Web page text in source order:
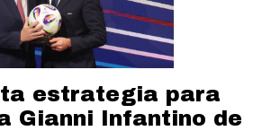
estrategia para
Gianni Infantino de